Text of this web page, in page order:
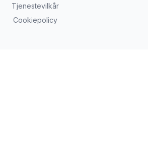
Tjenestevilkår
Cookiepolicy